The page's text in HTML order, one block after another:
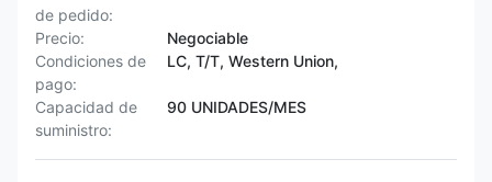
de pedido:
Precio:
Negociable
Condiciones de
pago:
LC, T/T, Western Union,
Capacidad de
suministro:
90 UNIDADES/MES